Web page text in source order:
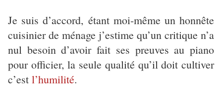
Je suis d’accord, étant moi-même un honnête
cuisinier de ménage j’estime qu’un critique n’a
nul besoin d’avoir fait ses preuves au piano
pour officier, la seule qualité qu’il doit cultiver
c’est l’humilité.